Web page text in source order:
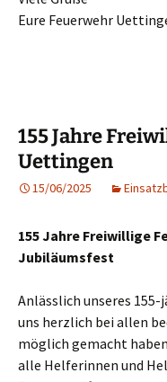
Eure Feuerwehr
155 Jahre
Uettingen
15/06/2025
155 Jahre Freiwillige
Jubiläumsfest
Anlässlich unseres
uns herzlich bei allen
möglich gemacht
alle Helferinnen und